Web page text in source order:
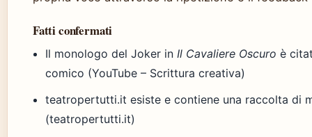
Fatti confermati
Il monologo del Joker inIl Cavaliere Oscuro è
comico (YouTube – Scrittura creativa)
teatropertutti.it esiste e contiene una raccolta di
(teatropertutti.it)